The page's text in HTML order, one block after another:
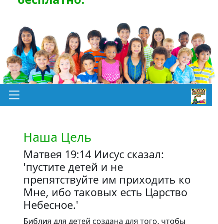
Наша Цель
Матвея 19:14 Иисус сказал:
'пустите детей и не
препятствуйте им приходить ко
Мне, ибо таковых есть Царство
Небесное.'
Библия для детей создана для того, чтобы